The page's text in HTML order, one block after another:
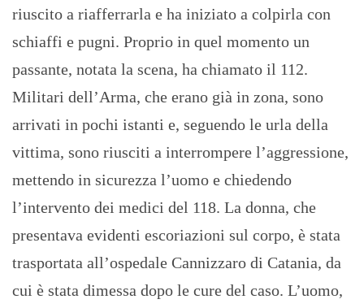
riuscito a riafferrarla e ha iniziato a colpirla con
schiaffi e pugni. Proprio in quel momento un
passante, notata la scena, ha chiamato il 112.
Militari dell’Arma, che erano già in zona, sono
arrivati in pochi istanti e, seguendo le urla della
vittima, sono riusciti a interrompere l’aggressione,
mettendo in sicurezza l’uomo e chiedendo
l’intervento dei medici del 118. La donna, che
presentava evidenti escoriazioni sul corpo, è stata
trasportata all’ospedale Cannizzaro di Catania, da
cui è stata dimessa dopo le cure del caso. L’uomo,